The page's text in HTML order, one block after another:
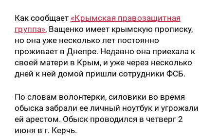
Как сообщает «Крымская правозащитная
группа», Ващенко имеет крымскую прописку,
но она уже несколько лет постоянно
проживает в Днепре. Недавно она приехала к
своей матери в Крым, и уже через несколько
дней к ней домой пришли сотрудники ФСБ.
По словам волонтерки, силовики во время
обыска забрали ее личный ноутбук и угрожали
ей арестом. Обыск проводился в четверг 2
июня в г. Керчь.